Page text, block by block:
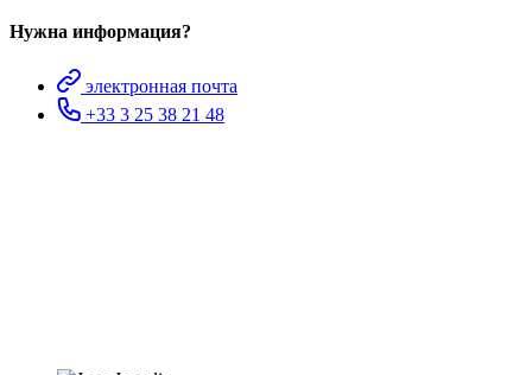
Нужна информация?
электронная почта
+33 3 25 38 21 48